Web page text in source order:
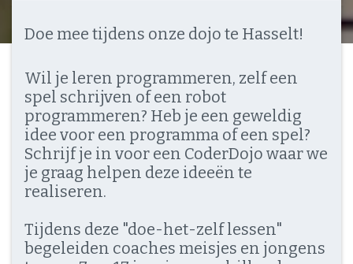
Doe mee tijdens onze dojo te Hasselt!
Wil je leren programmeren, zelf een
spel schrijven of een robot
programmeren? Heb je een geweldig
idee voor een programma of een spel?
Schrijf je in voor een CoderDojo waar we
je graag helpen deze ideeën te
realiseren.
Tijdens deze "doe-het-zelf lessen"
begeleiden coaches meisjes en jongens